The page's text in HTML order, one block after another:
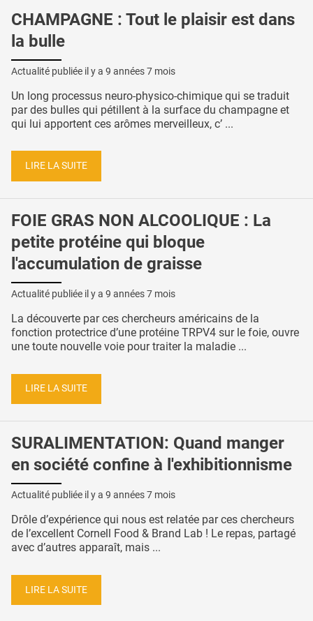
CHAMPAGNE : Tout le plaisir est dans
la bulle
Actualité publiée il y a 9 années 7 mois
Un long processus neuro-physico-chimique qui se traduit
par des bulles qui pétillent à la surface du champagne et
qui lui apportent ces arômes merveilleux, c’ ...
LIRE LA SUITE
FOIE GRAS NON ALCOOLIQUE : La
petite protéine qui bloque
l'accumulation de graisse
Actualité publiée il y a 9 années 7 mois
La découverte par ces chercheurs américains de la
fonction protectrice d’une protéine TRPV4 sur le foie, ouvre
une toute nouvelle voie pour traiter la maladie ...
LIRE LA SUITE
SURALIMENTATION: Quand manger
en société confine à l'exhibitionnisme
Actualité publiée il y a 9 années 7 mois
Drôle d’expérience qui nous est relatée par ces chercheurs
de l’excellent Cornell Food & Brand Lab ! Le repas, partagé
avec d’autres apparaît, mais ...
LIRE LA SUITE